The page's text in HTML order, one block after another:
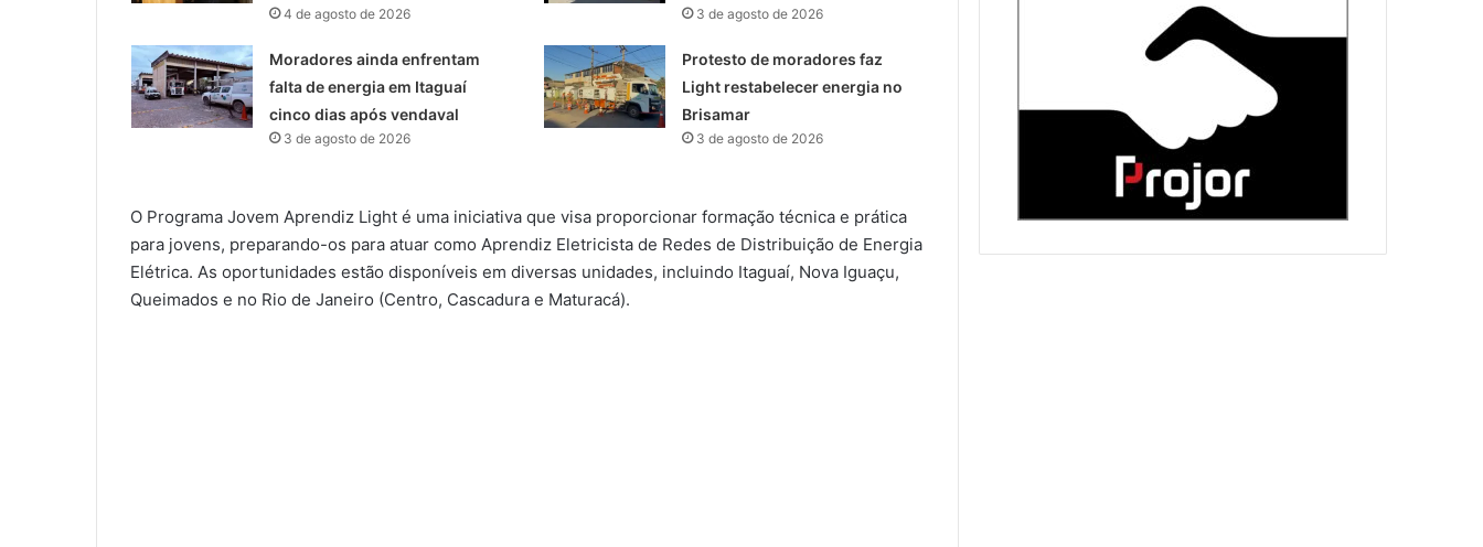
4 de agosto de 2026 3 de agosto de 2026
Moradores ainda enfrentam
falta de energia em Itaguaí
cinco dias após vendaval
3 de agosto de 2026
Protesto de moradores faz
Light restabelecer energia no
Brisamar
3 de agosto de 2026
O Programa Jovem Aprendiz Light é uma iniciativa que visa proporcionar formação técnica e prática
para jovens, preparando-os para atuar como Aprendiz Eletricista de Redes de Distribuição de Energia
Elétrica. As oportunidades estão disponíveis em diversas unidades, incluindo Itaguaí, Nova Iguaçu,
Queimados e no Rio de Janeiro (Centro, Cascadura e Maturacá).